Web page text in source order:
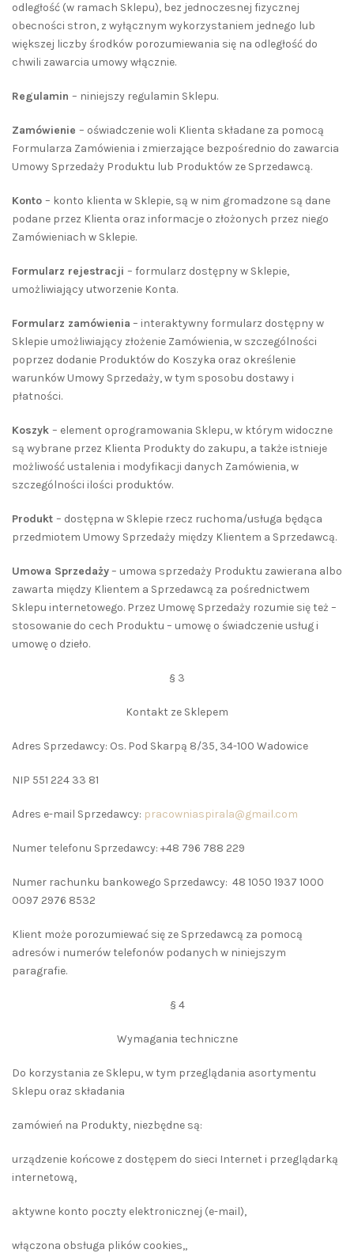
odległość (w ramach Sklepu), bez jednoczesnej fizycznej
obecności stron, z wyłącznym wykorzystaniem jednego lub
większej liczby środków porozumiewania się na odległość do
chwili zawarcia umowy włącznie.
Regulamin – niniejszy regulamin Sklepu.
Zamówienie – oświadczenie woli Klienta składane za pomocą
Formularza Zamówienia i zmierzające bezpośrednio do zawarcia
Umowy Sprzedaży Produktu lub Produktów ze Sprzedawcą.
Konto – konto klienta w Sklepie, są w nim gromadzone są dane
podane przez Klienta oraz informacje o złożonych przez niego
Zamówieniach w Sklepie.
Formularz rejestracji – formularz dostępny w Sklepie,
umożliwiający utworzenie Konta.
Formularz zamówienia – interaktywny formularz dostępny w
Sklepie umożliwiający złożenie Zamówienia, w szczególności
poprzez dodanie Produktów do Koszyka oraz określenie
warunków Umowy Sprzedaży, w tym sposobu dostawy i
płatności.
Koszyk – element oprogramowania Sklepu, w którym widoczne
są wybrane przez Klienta Produkty do zakupu, a także istnieje
możliwość ustalenia i modyfikacji danych Zamówienia, w
szczególności ilości produktów.
Produkt – dostępna w Sklepie rzecz ruchoma/usługa będąca
przedmiotem Umowy Sprzedaży między Klientem a Sprzedawcą.
Umowa Sprzedaży– umowa sprzedaży Produktu zawierana albo
zawarta między Klientem a Sprzedawcą za pośrednictwem
Sklepu internetowego. Przez Umowę Sprzedaży rozumie się też –
stosowanie do cech Produktu – umowę o świadczenie usług i
umowę o dzieło.
§ 3
Kontakt ze Sklepem
Adres Sprzedawcy: Os. Pod Skarpą 8/35, 34-100 Wadowice
NIP 551 224 33 81
Adres e-mail Sprzedawcy: pracowniaspirala@gmail.com
Numer telefonu Sprzedawcy: +48 796 788 229
Numer rachunku bankowego Sprzedawcy: 48 1050 1937 1000
0097 2976 8532
Klient może porozumiewać się ze Sprzedawcą za pomocą
adresów i numerów telefonów podanych w niniejszym
paragrafie.
§ 4
Wymagania techniczne
Do korzystania ze Sklepu, w tym przeglądania asortymentu
Sklepu oraz składania
zamówień na Produkty, niezbędne są:
urządzenie końcowe z dostępem do sieci Internet i przeglądarką
internetową,
aktywne konto poczty elektronicznej (e-mail),
włączona obsługa plików cookies,,